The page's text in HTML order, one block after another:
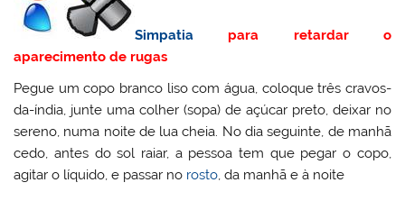
Simpatia para retardar o
aparecimento de rugas
Pegue um copo branco liso com água, coloque três cravos-
da-índia, junte uma colher (sopa) de açúcar preto, deixar no
sereno, numa noite de lua cheia. No dia seguinte, de manhã
cedo, antes do sol raiar, a pessoa tem que pegar o copo,
agitar o líquido, e passar no rosto, da manhã e à noite